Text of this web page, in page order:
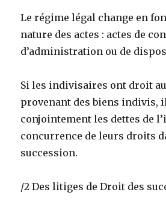
Le régime légal change en
nature des actes : actes de
d’administration ou de
Si les indivisaires ont droit
provenant des biens indivis,
conjointement les dettes de
concurrence de leurs droits
succession.
/2 Des litiges de Droit des